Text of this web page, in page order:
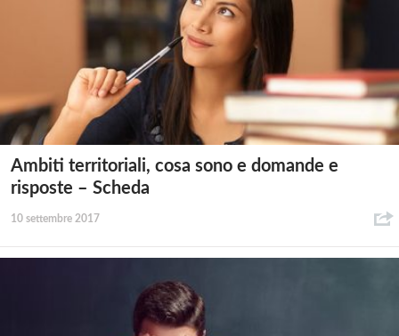
Ambiti territoriali, cosa sono e domande e
risposte – Scheda
10 settembre 2017